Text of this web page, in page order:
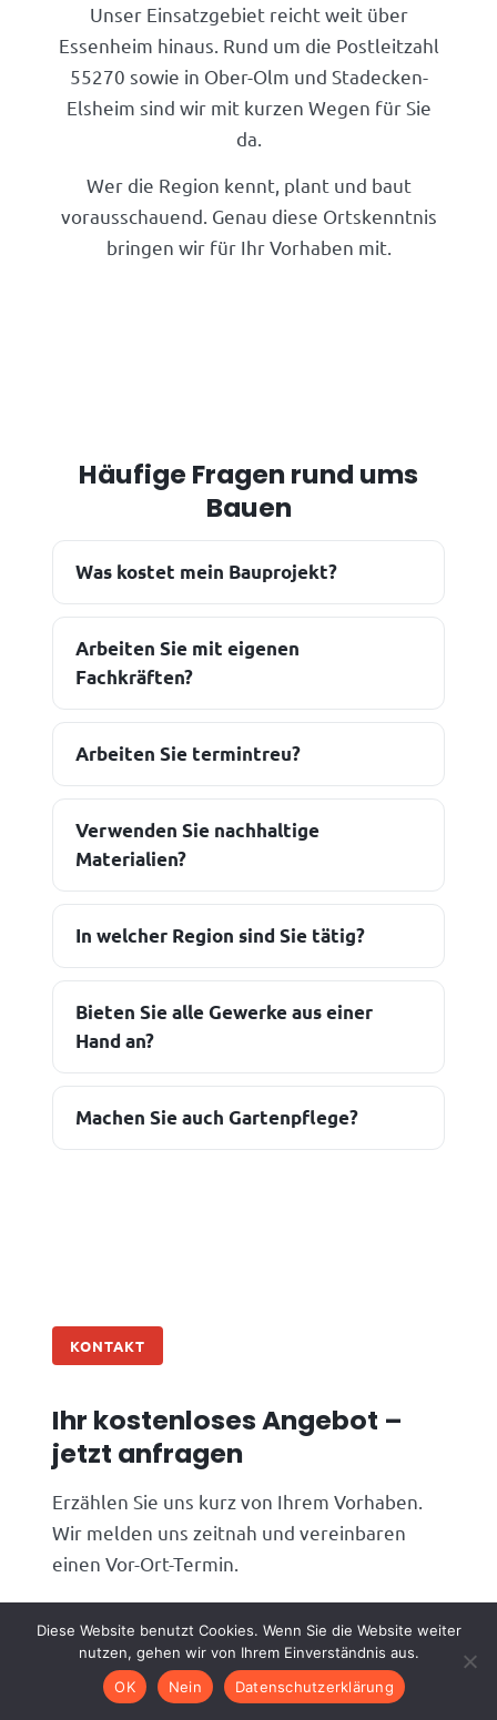
Unser Einsatzgebiet reicht weit über
Essenheim hinaus. Rund um die Postleitzahl
55270 sowie in Ober-Olm und Stadecken-
Elsheim sind wir mit kurzen Wegen für Sie
da.
Wer die Region kennt, plant und baut
vorausschauend. Genau diese Ortskenntnis
bringen wir für Ihr Vorhaben mit.
Häufige Fragen rund ums
Bauen
Was kostet mein Bauprojekt?
Arbeiten Sie mit eigenen
Fachkräften?
Arbeiten Sie termintreu?
Verwenden Sie nachhaltige
Materialien?
In welcher Region sind Sie tätig?
Bieten Sie alle Gewerke aus einer
Hand an?
Machen Sie auch Gartenpflege?
KONTAKT
Ihr kostenloses Angebot –
jetzt anfragen
Erzählen Sie uns kurz von Ihrem Vorhaben.
Wir melden uns zeitnah und vereinbaren
einen Vor-Ort-Termin.
E-Mailinfo@alphagc.de
Diese Website benutzt Cookies. Wenn Sie die Website weiter
nutzen, gehen wir von Ihrem Einverständnis aus.
OK
Nein Datenschutzerklärung